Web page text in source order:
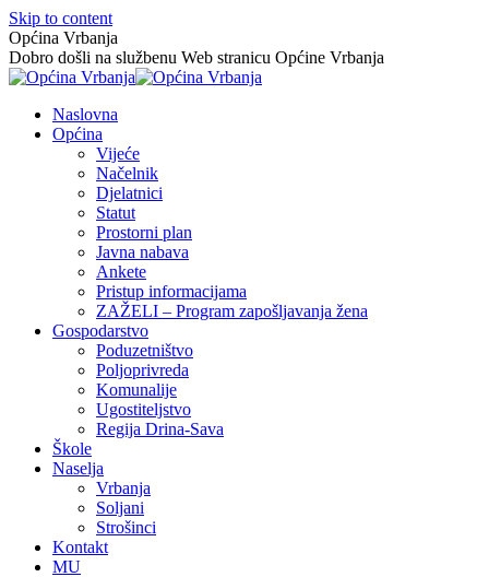
Skip to content
Općina Vrbanja
Dobro došli na službenu Web stranicu Općine Vrbanja
Naslovna
Općina
Vijeće
Načelnik
Djelatnici
Statut
Prostorni plan
Javna nabava
Ankete
Pristup informacijama
ZAŽELI – Program zapošljavanja žena
Gospodarstvo
Poduzetništvo
Poljoprivreda
Komunalije
Ugostiteljstvo
Regija Drina-Sava
Škole
Naselja
Vrbanja
Soljani
Strošinci
Kontakt
MU